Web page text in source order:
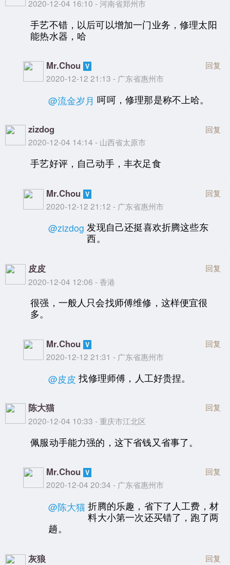
2020-12-04 16:10 - 河南省郑州市
手艺不错，以后可以增加一门业务，修理太阳
能热水器，哈
Mr.Chou
2020-12-12 21:13 - 广东省惠州市
回复
@流金岁月 呵呵，修理那是称不上哈。
zizdog
2020-12-04 14:14 - 山西省太原市
回复
手艺好评，自己动手，丰衣足食
Mr.Chou
2020-12-12 21:12 - 广东省惠州市
回复
@zizdog 发现自己还挺喜欢折腾这些东
西。
皮皮
2020-12-04 12:06 - 香港
回复
很强，一般人只会找师傅维修，这样便宜很
多。
Mr.Chou
2020-12-12 21:31 - 广东省惠州市
回复
@皮皮 找修理师傅，人工好贵捏。
陈大猫
2020-12-04 10:33 - 重庆市江北区
回复
佩服动手能力强的，这下省钱又省事了。
Mr.Chou
2020-12-04 20:34 - 广东省惠州市
回复
@陈大猫 折腾的乐趣，省下了人工费，材
料大小第一次还买错了，跑了两
趟。
灰狼 回复